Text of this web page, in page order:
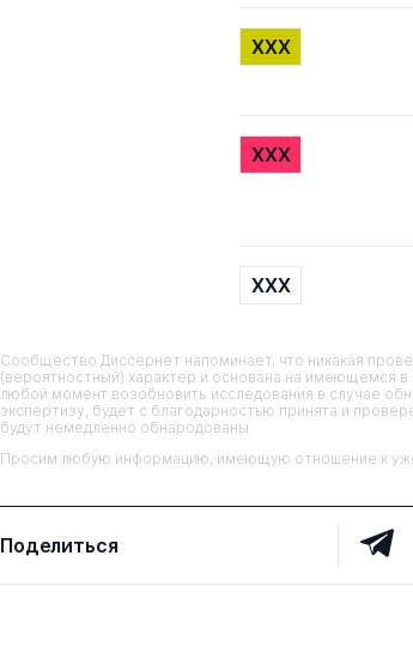
XXX
XXX
XXX
Сообщество Диссернет напоминает, что никакая
(вероятностный) характер и основана на имеющемся
любой момент возобновить исследования в случае
экспертизу, будет с благодарностью принята и
будут немедленно обнародованы.
Просим любую информацию, имеющую отношение к уже
Поделиться